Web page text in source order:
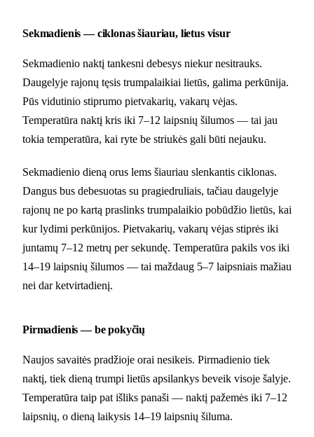
Sekmadienis — ciklonas šiauriau, lietus visur
Sekmadienio naktį tankesni debesys niekur nesitrauks.
Daugelyje rajonų tęsis trumpalaikiai lietūs, galima perkūnija.
Pūs vidutinio stiprumo pietvakarių, vakarų vėjas.
Temperatūra naktį kris iki 7–12 laipsnių šilumos — tai jau
tokia temperatūra, kai ryte be striukės gali būti nejauku.
Sekmadienio dieną orus lems šiauriau slenkantis ciklonas.
Dangus bus debesuotas su pragiedruliais, tačiau daugelyje
rajonų ne po kartą praslinks trumpalaikio pobūdžio lietūs, kai
kur lydimi perkūnijos. Pietvakarių, vakarų vėjas stiprės iki
juntamų 7–12 metrų per sekundę. Temperatūra pakils vos iki
14–19 laipsnių šilumos — tai maždaug 5–7 laipsniais mažiau
nei dar ketvirtadienį.
Pirmadienis — be pokyčių
Naujos savaitės pradžioje orai nesikeis. Pirmadienio tiek
naktį, tiek dieną trumpi lietūs apsilankys beveik visoje šalyje.
Temperatūra taip pat išliks panaši — naktį pažemės iki 7–12
laipsnių, o dieną laikysis 14–19 laipsnių šiluma.